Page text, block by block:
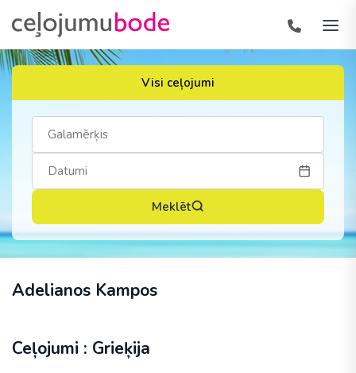
Visi ceļojumi
Meklēt
Adelianos Kampos
Ceļojumi : Grieķija